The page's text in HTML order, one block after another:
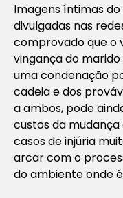
Imagens íntimas
divulgadas nas
comprovado que o
vingança do
uma condenação
cadeia e dos
a ambos, pode
custos da
casos de injúria
arcar com o
do ambiente onde